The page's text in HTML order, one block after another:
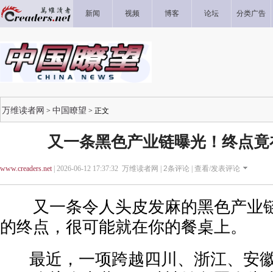
新闻 视频 博客 论坛 分类广告
万维读者网 > 中国瞭望 > 正文
又一条黑色产业链曝光！终点
www.creaders.net| 2026-06-12 17:37:32 万维读者网 | 2条评论 | 查看/发表评论
又一条令人头皮发麻的黑色产业
的终点，很可能就在你的餐桌上。
最近，一项跨越四川、浙江、安